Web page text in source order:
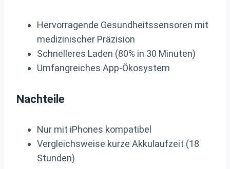
Hervorragende Gesundheitssensoren mit
medizinischer Präzision
Schnelleres Laden (80% in 30 Minuten)
Umfangreiches App-Ökosystem
Nachteile
Nur mit iPhones kompatibel
Vergleichsweise kurze Akkulaufzeit (18
Stunden)